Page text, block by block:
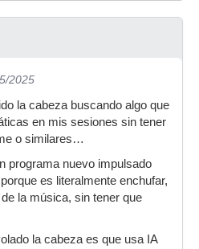
2025
la cabeza buscando algo que
en mis sesiones sin tener
o similares…
programa nuevo impulsado
es literalmente enchufar,
la música, sin tener que
la cabeza es que usa IA